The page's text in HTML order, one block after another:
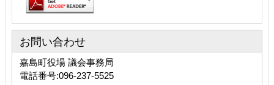
お問い合わせ
嘉島町役場 議会事務局
電話番号:096-237-5525